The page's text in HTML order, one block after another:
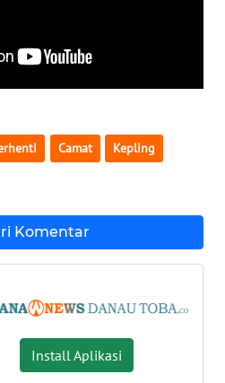
Camat Kepling
Komentar
Install Aplikasi